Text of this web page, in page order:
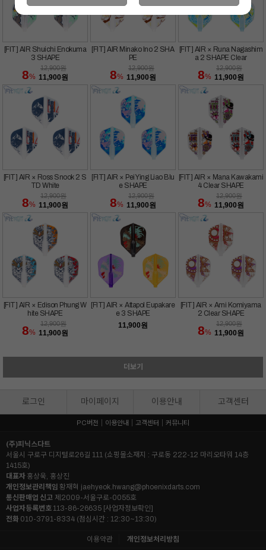
[FIT] AIR Shuichi Enokuma
3 SHAPE
8%
12,900원
11,900원
[FIT] AIR Minako Ino 2 SHA
PE
8%
12,900원
11,900원
[FIT] AIR × Runa Nagashim
a 2 SHAPE Clear
8%
12,900원
11,900원
[FIT] AIR × Ross Snook 2 S
TD White
8%
12,900원
11,900원
[FIT] AIR × Pei Ying Liao Blu
e SHAPE
8%
12,900원
11,900원
[FIT] AIR × Mana Kawakami
4 Clear SHAPE
8%
12,900원
11,900원
[FIT] AIR × Edison Phung W
hite SHAPE
8%
12,900원
11,900원
[FIT] AIR × Attapol Eupakare
e 3 SHAPE
11,900원
[FIT] AIR × Ami Komiyama
2 Clear SHAPE
8%
12,900원
11,900원
더보기
로그인 마이페이지 이용안내 고객센터
PC버전 이용안내 고객센터 커뮤니티
(주)피닉스다트
서울시 구로구 디지털로26길 111 (쇼핑몰소재지 : 구로동 222-12 마리오타워 14층
1415호)
대표자 홍상욱, 홍상진
개인정보관리책임 황재혁 jaehyeok.hwang@phoenixdarts.com
통신판매업 신고 제2009-서울구로-0055호
사업자등록번호 113-86-26635 [사업자정보확인]
전화 010-3791-8334 (점심시간 : 12:30~13:30)
이용약관 개인정보처리방침